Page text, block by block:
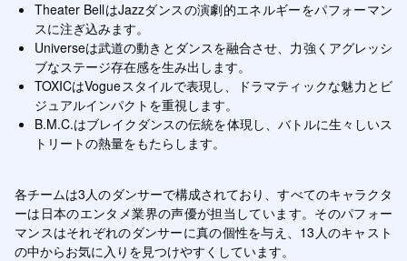
Theater BellはJazzダンスの演劇的エネルギーをパフォーマン
スに注ぎ込みます。
Universeは武道の動きとダンスを融合させ、力強くアグレッシ
ブなステージ存在感を生み出します。
TOXICはVogueスタイルで表現し、ドラマティックな魅力とビ
ジュアルインパクトを重視します。
B.M.C.はブレイクダンスの伝統を体現し、バトルに生々しいス
トリートの熱量をもたらします。
各チームは3人のダンサーで構成されており、すべてのキャラクタ
ーは日本のエンタメ業界の声優が担当しています。そのパフォー
マンスはそれぞれのダンサーに真の個性を与え、13人のキャスト
の中からお気に入りを見つけやすくしています。